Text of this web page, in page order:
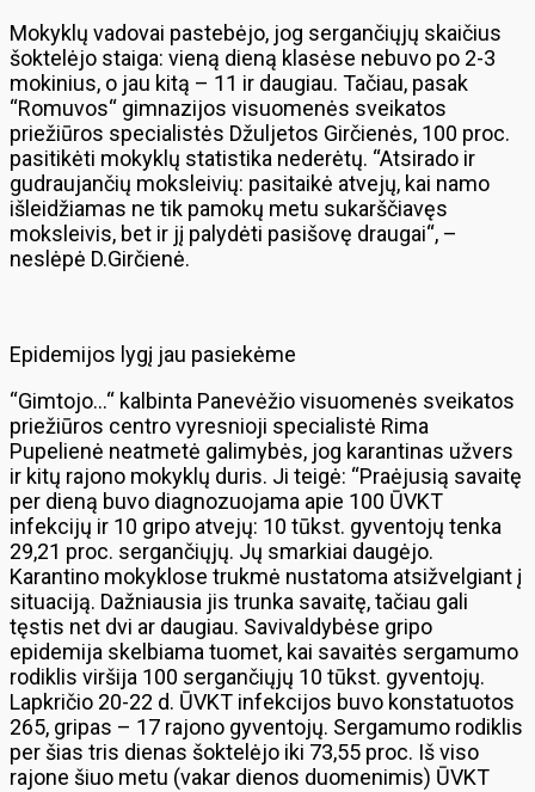
Mokyklų vadovai pastebėjo, jog sergančiųjų skaičius
šoktelėjo staiga: vieną dieną klasėse nebuvo po 2-3
mokinius, o jau kitą – 11 ir daugiau. Tačiau, pasak
“Romuvos“ gimnazijos visuomenės sveikatos
priežiūros specialistės Džuljetos Girčienės, 100 proc.
pasitikėti mokyklų statistika nederėtų. “Atsirado ir
gudraujančių moksleivių: pasitaikė atvejų, kai namo
išleidžiamas ne tik pamokų metu sukarščiavęs
moksleivis, bet ir jį palydėti pasišovę draugai“, –
neslėpė D.Girčienė.
Epidemijos lygį jau pasiekėme
“Gimtojo…“ kalbinta Panevėžio visuomenės sveikatos
priežiūros centro vyresnioji specialistė Rima
Pupelienė neatmetė galimybės, jog karantinas užvers
ir kitų rajono mokyklų duris. Ji teigė: “Praėjusią savaitę
per dieną buvo diagnozuojama apie 100 ŪVKT
infekcijų ir 10 gripo atvejų: 10 tūkst. gyventojų tenka
29,21 proc. sergančiųjų. Jų smarkiai daugėjo.
Karantino mokyklose trukmė nustatoma atsižvelgiant į
situaciją. Dažniausia jis trunka savaitę, tačiau gali
tęstis net dvi ar daugiau. Savivaldybėse gripo
epidemija skelbiama tuomet, kai savaitės sergamumo
rodiklis viršija 100 sergančiųjų 10 tūkst. gyventojų.
Lapkričio 20-22 d. ŪVKT infekcijos buvo konstatuotos
265, gripas – 17 rajono gyventojų. Sergamumo rodiklis
per šias tris dienas šoktelėjo iki 73,55 proc. Iš viso
rajone šiuo metu (vakar dienos duomenimis) ŪVKT